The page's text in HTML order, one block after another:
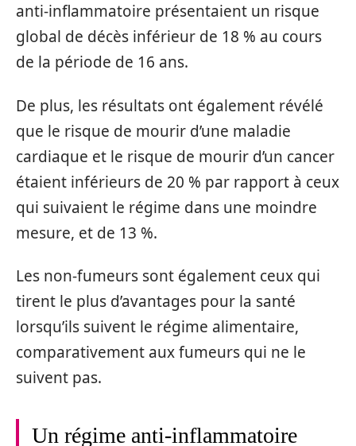
anti-inflammatoire présentaient un risque
global de décès inférieur de 18 % au cours
de la période de 16 ans.
De plus, les résultats ont également révélé
que le risque de mourir d’une maladie
cardiaque et le risque de mourir d’un cancer
étaient inférieurs de 20 % par rapport à ceux
qui suivaient le régime dans une moindre
mesure, et de 13 %.
Les non-fumeurs sont également ceux qui
tirent le plus d’avantages pour la santé
lorsqu’ils suivent le régime alimentaire,
comparativement aux fumeurs qui ne le
suivent pas.
Un régime anti-inflammatoire